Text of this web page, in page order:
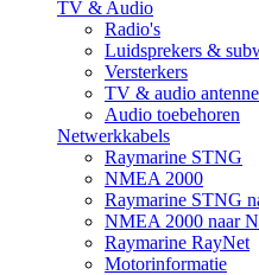
TV & Audio
Radio's
Luidsprekers &
Versterkers
TV & audio
Audio toebehoren
Netwerkkabels
Raymarine STNG
NMEA 2000
Raymarine STNG
NMEA 2000 naar
Raymarine RayNet
Motorinformatie